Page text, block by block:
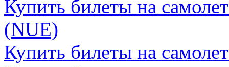
Купить билеты на
(NUE)
Купить билеты на